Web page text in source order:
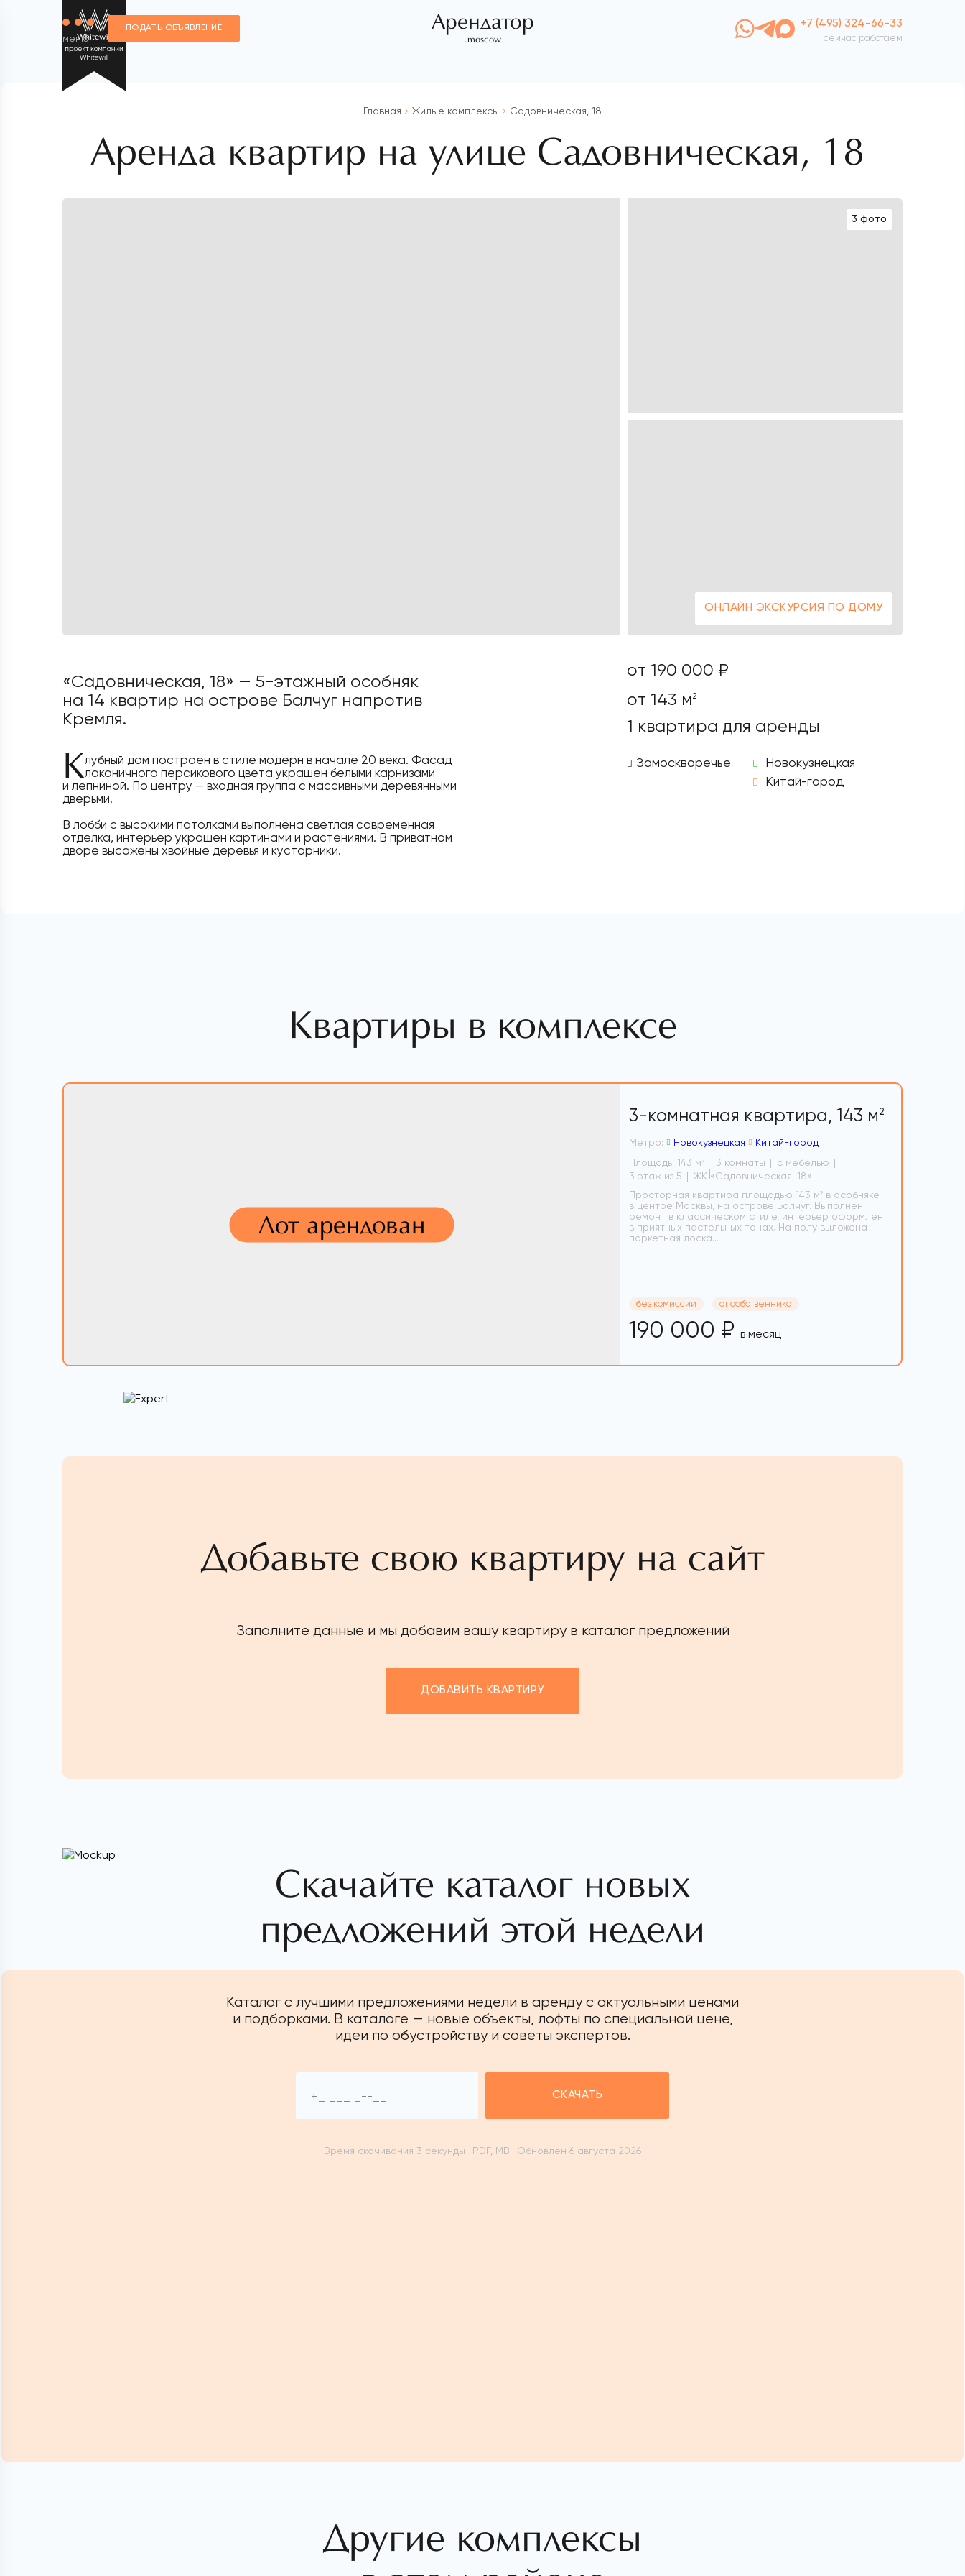
меню
ПОДАТЬ ОБЪЯВЛЕНИЕ Арендатор
.moscow
+7 (495) 324-66-33
сейчас работаем
Главная Жилые комплексы Садовническая, 18
Аренда квартир на улице Садовническая, 18
3 фото
ОНЛАЙН ЭКСКУРСИЯ ПО ДОМУ
«Садовническая, 18» — 5-этажный особняк
на 14 квартир на острове Балчуг напротив
Кремля.
Клубный дом построен в стиле модерн в начале 20 века. Фасад
лаконичного персикового цвета украшен белыми карнизами
и лепниной. По центру — входная группа с массивными деревянными
дверьми.
В лобби с высокими потолками выполнена светлая современная
отделка, интерьер украшен картинами и растениями. В приватном
дворе высажены хвойные деревья и кустарники.
от 190 000 ₽
от 143 м2
1 квартира для аренды
Замоскворечье
Новокузнецкая
Китай-город
Квартиры в комплексе
Лот арендован
3-комнатная квартира, 143 м 2
Метро: Новокузнецкая
Китай-город
Площадь: 143 м 2 3 комнаты
с мебелью
3 этаж из 5
ЖК «Садовническая, 18»
Просторная квартира площадью 143 м² в особняке
в центре Москвы, на острове Балчуг. Выполнен
ремонт в классическом стиле, интерьер оформлен
в приятных пастельных тонах. На полу выложена
паркетная доска...
без комиссии от собственника
190 000 ₽ в месяц
Добавьте свою квартиру на сайт
Заполните данные и мы добавим вашу квартиру в каталог предложений
ДОБАВИТЬ КВАРТИРУ
Скачайте каталог новых
предложений этой недели
Каталог с лучшими предложениями недели в аренду с актуальными ценами
и подборками. В каталоге — новые объекты, лофты по специальной цене,
идеи по обустройству и советы экспертов.
СКАЧАТЬ
Время скачивания 3 секунды PDF, MB Обновлен 6 августа 2026
Другие комплексы